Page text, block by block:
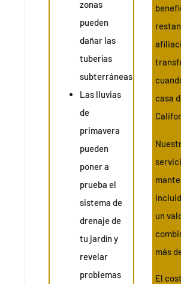
zonas
pueden
dañar las
tuberías
subterráneas
Las lluvias
de
primavera
pueden
poner a
prueba el
sistema de
drenaje de
tu jardín y
revelar
problemas
casa
un
más
El